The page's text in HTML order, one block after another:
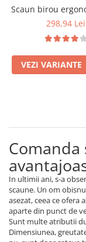
Scaun birou
298,94 Lei
VEZI VARIANTE
In ultimii ani, s-a
scaune. Un om
asezat, ceea ce ofera
aparte din punct de
Sunt multe atributii
Dimensiunea,